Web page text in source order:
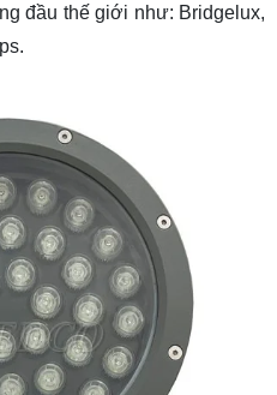
đầu thế giới như: Bridgelux,